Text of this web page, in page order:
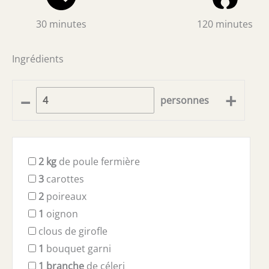
30 minutes 120 minutes
Ingrédients
– personnes +
2 kg de poule fermière
3 carottes
2 poireaux
1 oignon
clous de girofle
1 bouquet garni
1 branche de céleri